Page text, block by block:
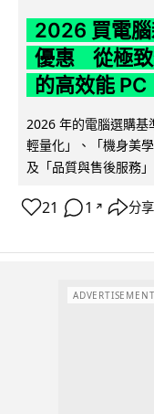
2026 買電腦
優惠 從極致
的高效能 PC
2026 年的電腦選購基
輕量化」、「機身美
及「品質與售後服務
21 1 ↗ 分享
ADVERTISEMENT